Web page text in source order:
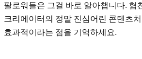
팔로워들은 그걸 바로 알아챕니다. 협
크리에이터의 정말 진심어린 콘텐츠
효과적이라는 점을 기억하세요.